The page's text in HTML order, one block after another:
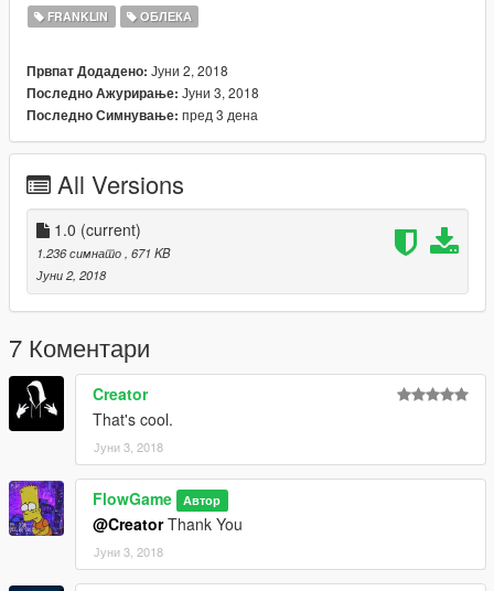
FRANKLIN ОБЛЕКА
Првпат Додадено: Јуни 2, 2018
Последно Ажурирање: Јуни 3, 2018
Последно Симнување: пред 3 дена
All Versions
1.0 (current)
1.236 симнато , 671 KB
Јуни 2, 2018
7 Коментари
Creator
That's cool.
Јуни 3, 2018
FlowGame Автор
@CreatorThank You
Јуни 3, 2018